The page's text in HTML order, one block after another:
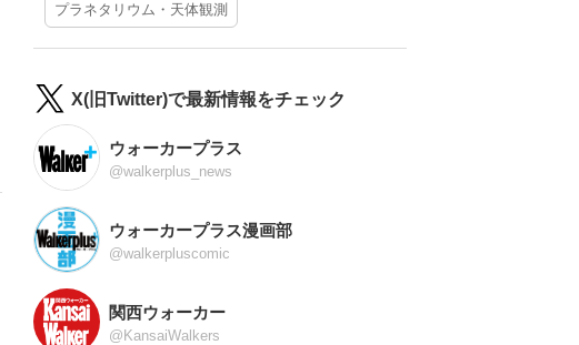
プラネタリウム・天体観測
X(旧Twitter)で最新情報をチェック
ウォーカープラス
@walkerplus_news
ウォーカープラス漫画部
@walkerpluscomic
関西ウォーカー
@KansaiWalkers